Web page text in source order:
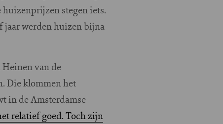
stegen iets.
jaar werden huizen bijna
van de
Die klommen het
in de Amsterdamse
relatief goed. Toch zijn